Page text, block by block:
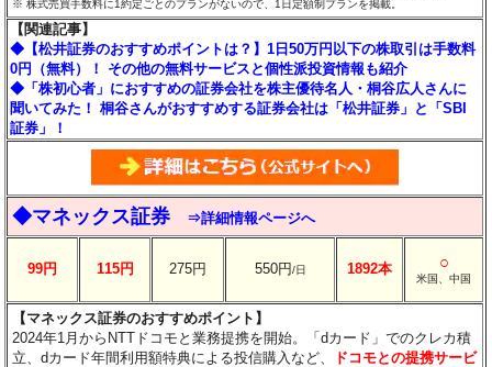
※ 株式売買手数料に1約定ごとのプランがないので、1日定額制プランを掲載。
【関連記事】
◆【松井証券のおすすめポイントは？】1日50万円以下の株取引は手数料
0円（無料）！ その他の無料サービスと個性派投資情報も紹介
◆「株初心者」におすすめの証券会社を株主優待名人・桐谷広人さんに
聞いてみた！ 桐谷さんがおすすめする証券会社は「松井証券」と「SBI
証券」！
◆マネックス証券 ⇒詳細情報ページへ
99円 115円 275円 550円/日 1892本 ○
米国、中国
【マネックス証券のおすすめポイント】
2024年1月からNTTドコモと業務提携を開始。「dカード」でのクレカ積
立、dカード年間利用額特典による投信購入など、
ドコモとの提携サービ